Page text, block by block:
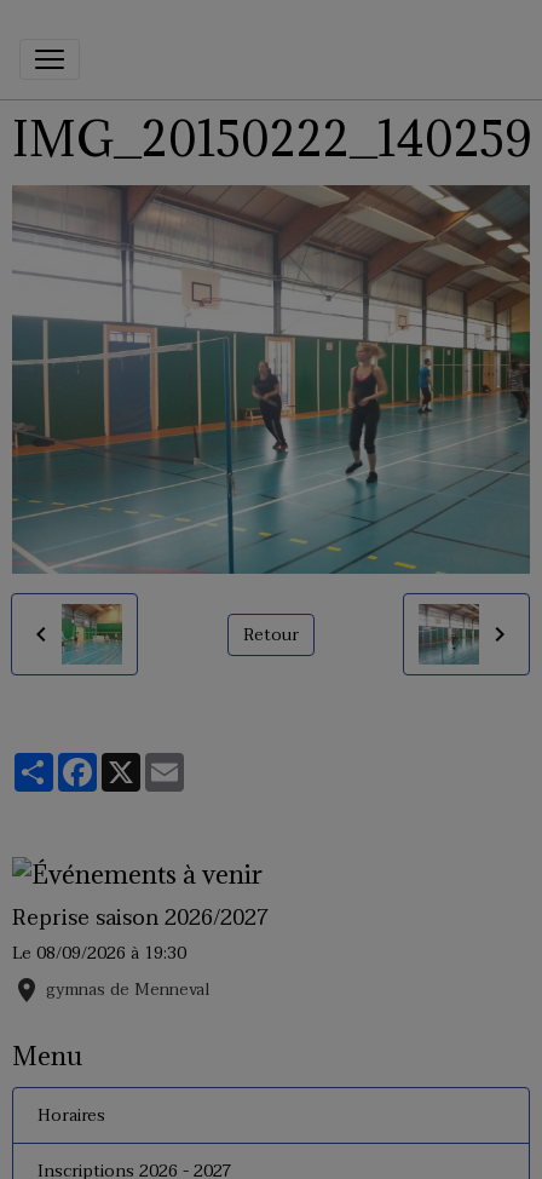
IMG_20150222_140259
Retour
PartagerFacebook
X
Reprise saison 2026/2027
Le 08/09/2026 à 19:30
gymnas de Menneval
Menu
Horaires
Inscriptions 2026 - 2027